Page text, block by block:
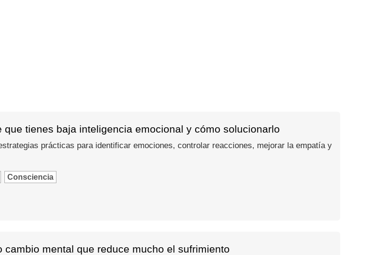
tienes baja inteligencia emocional y cómo solucionarlo
prácticas para identificar emociones, controlar reacciones, mejorar la empatía y
Consciencia
mental que reduce mucho el sufrimiento